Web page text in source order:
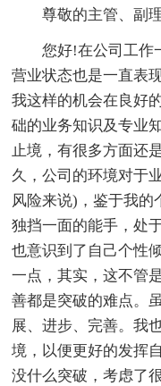
尊敬的主管、副
您好!在公司工作
营业状态也是一直表
我这样的机会在良好
础的业务知识及专业
止境，有很多方面还
久，公司的环境对于
风险来说)，鉴于我的
独挡一面的能手，处
也意识到了自己个性
一点，其实，这不管
善都是突破的难点。
展、进步、完善。我
境，以便更好的发挥
没什么突破，考虑了